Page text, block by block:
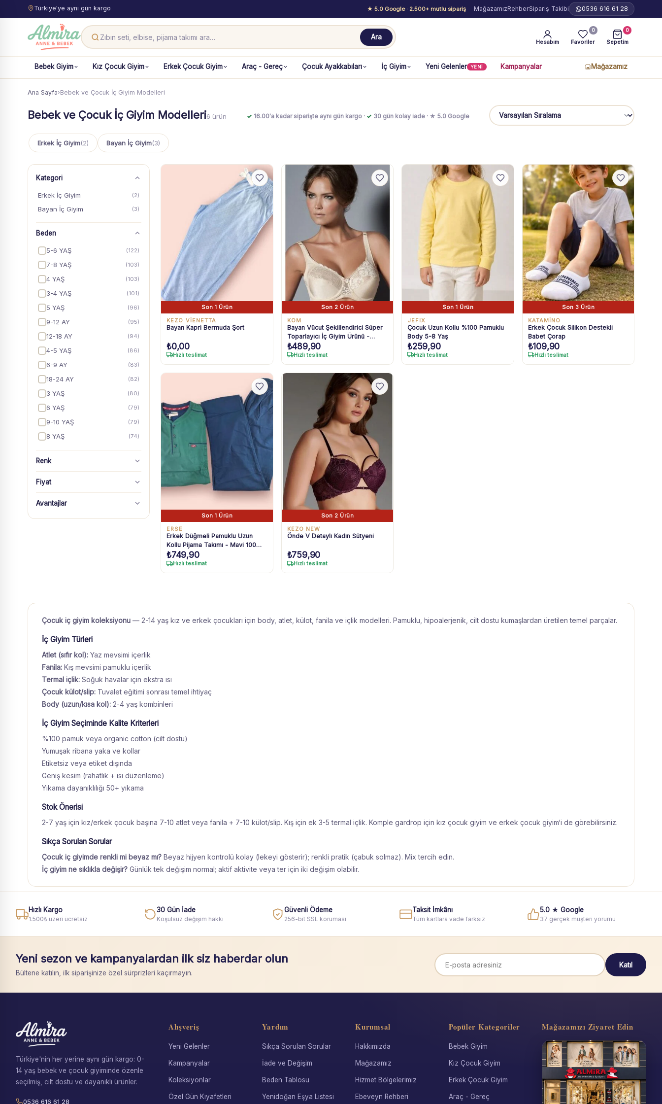
Türkiye'ye aynı gün kargo ★ 5.0 Google· 2.500+ mutlu sipariş MağazamızRehberSipariş Takibi 0536 616 61 28
Ara
Hesabım Favoriler
0
Sepetim
0
Bebek Giyim Kız Çocuk Giyim Erkek Çocuk Giyim Araç - Gereç Çocuk Ayakkabıları İç Giyim Yeni Gelenler YENİ Kampanyalar Mağazamız
Ana Sayfa›Bebek ve Çocuk İç Giyim Modelleri
Bebek ve Çocuk İç Giyim Modelleri6 ürün ✓ 16.00'a kadar siparişte aynı gün kargo · ✓ 30 gün kolay iade · ★ 5.0 Google Sıralama
Erkek İç Giyim(2) Bayan İç Giyim(3)
Kategori
Erkek İç Giyim (2)
Bayan İç Giyim (3)
Beden
5-6 YAŞ (122)
7-8 YAŞ (103)
4 YAŞ (103)
3-4 YAŞ (101)
5 YAŞ (96)
9-12 AY (95)
12-18 AY (94)
4-5 YAŞ (86)
6-9 AY (83)
18-24 AY (82)
3 YAŞ (80)
6 YAŞ (79)
9-10 YAŞ (79)
8 YAŞ (74)
Renk
Fiyat
Avantajlar
Son 1 Ürün
KEZO VİENETTA
Bayan Kapri Bermuda Şort
₺0,00
Hızlı teslimat
Son 2 Ürün
KOM
Bayan Vücut Şekillendirici Süper
Toparlayıcı İç Giyim Ürünü -
Estetik Ve Konforlu Tasarım
₺489,90
Hızlı teslimat
Son 1 Ürün
JEFIX
Çocuk Uzun Kollu %100 Pamuklu
Body 5-8 Yaş
₺259,90
Hızlı teslimat
Son 3 Ürün
KATAMİNO
Erkek Çocuk Silikon Destekli
Babet Çorap
₺109,90
Hızlı teslimat
Son 1 Ürün
ERSE
Erkek Düğmeli Pamuklu Uzun
Kollu Pijama Takımı - Mavi 100%
Pamuklu Uyku Seti
₺749,90
Hızlı teslimat
Son 2 Ürün
KEZO NEW
Önde V Detaylı Kadın Sütyeni
₺759,90
Hızlı teslimat
Çocuk iç giyim koleksiyonu — 2-14 yaş kız ve erkek çocukları için body, atlet, külot, fanila ve içlik modelleri. Pamuklu, hipoalerjenik, cilt dostu kumaşlardan üretilen temel parçalar.
İç Giyim Türleri
Atlet (sıfır kol): Yaz mevsimi içerlik
Fanila: Kış mevsimi pamuklu içerlik
Termal içlik: Soğuk havalar için ekstra ısı
Çocuk külot/slip: Tuvalet eğitimi sonrası temel ihtiyaç
Body (uzun/kısa kol): 2-4 yaş kombinleri
İç Giyim Seçiminde Kalite Kriterleri
%100 pamuk veya organic cotton (cilt dostu)
Yumuşak ribana yaka ve kollar
Etiketsiz veya etiket dışında
Geniş kesim (rahatlık + ısı düzenleme)
Yıkama dayanıklılığı 50+ yıkama
Stok Önerisi
2-7 yaş için kız/erkek çocuk başına 7-10 atlet veya fanila + 7-10 külot/slip. Kış için ek 3-5 termal içlik. Komple gardrop için kız çocuk giyim ve erkek çocuk giyim‘i de görebilirsiniz.
Sıkça Sorulan Sorular
Çocuk iç giyimde renkli mi beyaz mı? Beyaz hijyen kontrolü kolay (lekeyi gösterir); renkli pratik (çabuk solmaz). Mix tercih edin.
İç giyim ne sıklıkla değişir? Günlük tek değişim normal; aktif aktivite veya ter için iki değişim olabilir.
Hızlı Kargo
1.500₺ üzeri ücretsiz
30 Gün İade
Koşulsuz değişim hakkı
Güvenli Ödeme
256-bit SSL koruması
Taksit İmkânı
Tüm kartlara vade farksız
5.0 ★ Google
37 gerçek müşteri yorumu
Yeni sezon ve kampanyalardan ilk siz haberdar olun
Bültene katılın, ilk siparişinize özel sürprizleri kaçırmayın.
Katıl
Türkiye'nin her yerine aynı gün kargo: 0-
14 yaş bebek ve çocuk giyiminde özenle
seçilmiş, cilt dostu ve dayanıklı ürünler.
0536 616 61 28
Alışveriş
Yeni Gelenler
Kampanyalar
Koleksiyonlar
Özel Gün Kıyafetleri
Yardım
Sıkça Sorulan Sorular
İade ve Değişim
Beden Tablosu
Yenidoğan Eşya Listesi
Kurumsal
Hakkımızda
Mağazamız
Hizmet Bölgelerimiz
Ebeveyn Rehberi
Popüler Kategoriler
Bebek Giyim
Kız Çocuk Giyim
Erkek Çocuk Giyim
Araç - Gereç
Mağazamızı Ziyaret Edin